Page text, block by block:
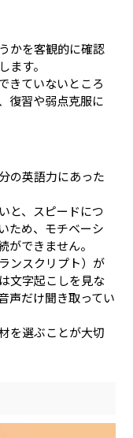
かを客観的に確認
ます。
きていないところ
復習や弱点克服に
の英語力にあった
と、スピードにつ
ため、モチベーシ
ができません。
ンスクリプト）が
文字起こしを見な
声だけ聞き取ってい
を選ぶことが大切